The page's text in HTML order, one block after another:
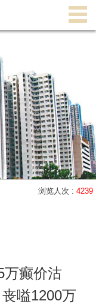
浏览人次 : 4239
万癫价沽
丧嗌1200万